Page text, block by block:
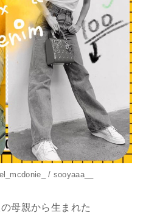
/ sooyaaa__
母親から生まれた